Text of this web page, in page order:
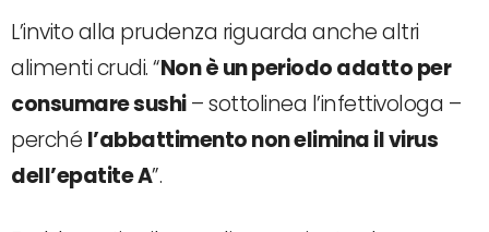
L’invito alla prudenza riguarda anche altri
alimenti crudi. “Non è un periodo adatto per
consumare sushi– sottolinea l’infettivologa –
perché l’abbattimento non elimina il virus
dell’epatite A”.